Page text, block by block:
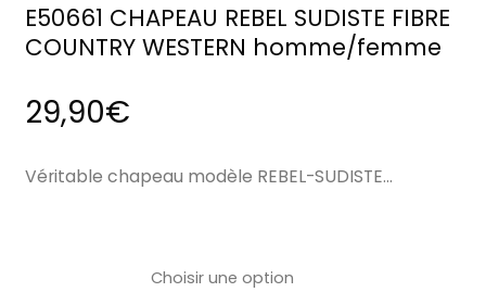
E50661 CHAPEAU REBEL SUDISTE FIBRE
COUNTRY WESTERN homme/femme
29,90€
Véritable chapeau modèle REBEL-SUDISTE…